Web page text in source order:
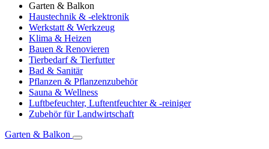
Garten & Balkon
Haustechnik & -elektronik
Werkstatt & Werkzeug
Klima & Heizen
Bauen & Renovieren
Tierbedarf & Tierfutter
Bad & Sanitär
Pflanzen & Pflanzenzubehör
Sauna & Wellness
Luftbefeuchter, Luftentfeuchter & -reiniger
Zubehör für Landwirtschaft
Garten & Balkon